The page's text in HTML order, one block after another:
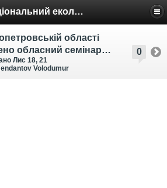
Національний еколого-натуралістичний центр
0
області
обласний семінар
закладів
освіти еколого-
Лис 18, 21
Volodumur